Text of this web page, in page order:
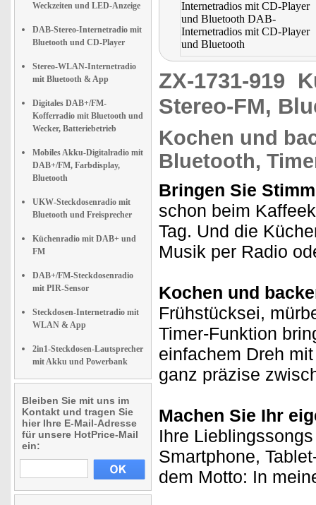
Weckzeiten und LED-Anzeige
DAB-Stereo-Internetradio mit
Bluetooth und CD-Player
Stereo-WLAN-Internetradio
mit Bluetooth & App
Digitales DAB+/FM-
Kofferradio mit Bluetooth und
Wecker, Batteriebetrieb
Mobiles Akku-Digitalradio mit
DAB+/FM, Farbdisplay,
Bluetooth
UKW-Steckdosenradio mit
Bluetooth und Freisprecher
Küchenradio mit DAB+ und
FM
DAB+/FM-Steckdosenradio
mit PIR-Sensor
Steckdosen-Internetradio mit
WLAN & App
2in1-Steckdosen-Lautsprecher
mit Akku und Powerbank
Bleiben Sie mit uns im
Kontakt und tragen Sie
hier Ihre E-Mail-Adresse
für unsere HotPrice-Mail
ein:
ZX-1731-919
Stereo-FM,
Kochen und
Bluetooth,
Bringen Sie
schon beim
Tag. Und die
Musik per Radio
Kochen und
Frühstücksei,
Timer-Funktion
einfachem Dreh
ganz präzise
Machen Sie Ihr
Ihre
Smartphone,
dem Motto: In